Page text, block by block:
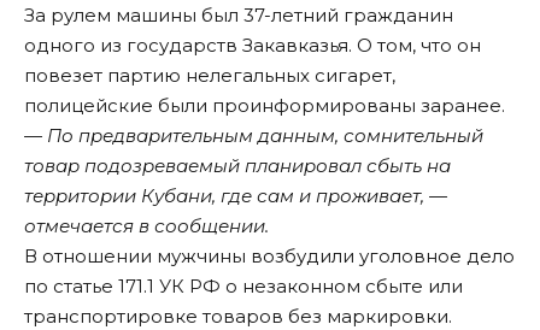
За рулем машины был 37-летний гражданин
одного из государств Закавказья. О том, что он
повезет партию нелегальных сигарет,
полицейские были проинформированы заранее.
— По предварительным данным, сомнительный
товар подозреваемый планировал сбыть на
территории Кубани, где сам и проживает, —
отмечается в сообщении.
В отношении мужчины возбудили уголовное дело
по статье 171.1 УК РФ о незаконном сбыте или
транспортировке товаров без маркировки.